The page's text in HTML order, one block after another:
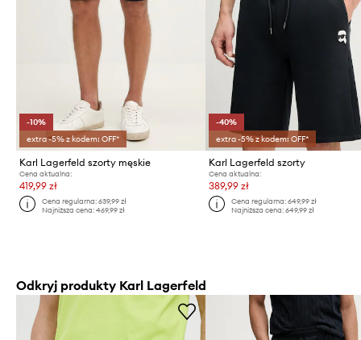
-10%
extra -5% z kodem: OFF*
Karl Lagerfeld szorty męskie
Cena aktualna:
419,99 zł
Cena regularna:639,99 zł
Najniższa cena:469,99 zł
-40%
extra -5% z kodem: OFF*
Karl Lagerfeld szorty
Cena aktualna:
389,99 zł
Cena regularna: 649,99 zł
Najniższa cena: 649,99 zł
Odkryj produkty Karl Lagerfeld